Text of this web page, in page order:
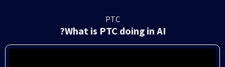
PTC
What is PTC doing in AI?